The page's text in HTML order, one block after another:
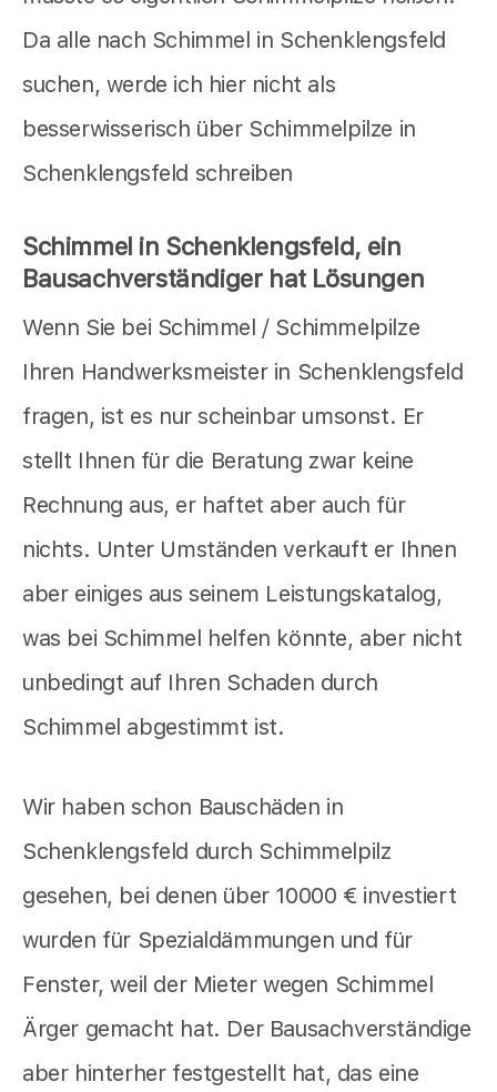
Da alle nach Schimmel in Schenklengsfeld
suchen, werde ich hier nicht als
besserwisserisch über Schimmelpilze in
Schenklengsfeld schreiben
Schimmel in Schenklengsfeld, ein
Bausachverständiger hat Lösungen
Wenn Sie bei Schimmel / Schimmelpilze
Ihren Handwerksmeister in Schenklengsfeld
fragen, ist es nur scheinbar umsonst. Er
stellt Ihnen für die Beratung zwar keine
Rechnung aus, er haftet aber auch für
nichts. Unter Umständen verkauft er Ihnen
aber einiges aus seinem Leistungskatalog,
was bei Schimmel helfen könnte, aber nicht
unbedingt auf Ihren Schaden durch
Schimmel abgestimmt ist.
Wir haben schon Bauschäden in
Schenklengsfeld durch Schimmelpilz
gesehen, bei denen über 10000 € investiert
wurden für Spezialdämmungen und für
Fenster, weil der Mieter wegen Schimmel
Ärger gemacht hat. Der Bausachverständige
aber hinterher festgestellt hat, das eine